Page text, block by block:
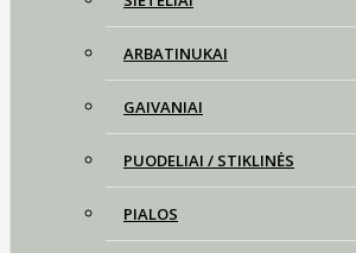
ARBATINUKAI
GAIVANIAI
PUODELIAI / STIKLINĖS
PIALOS